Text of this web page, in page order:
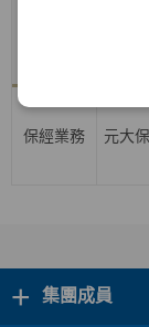
保經業務 元大
+ 集團成員